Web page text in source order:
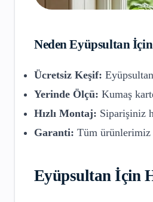
NedenEyüpsultanİçin
Ücretsiz Keşif: Eyüpsultan
Yerinde Ölçü: Kumaş
Hızlı Montaj: Siparişiniz
Garanti: Tüm ürünlerimiz
Eyüpsultanİçin